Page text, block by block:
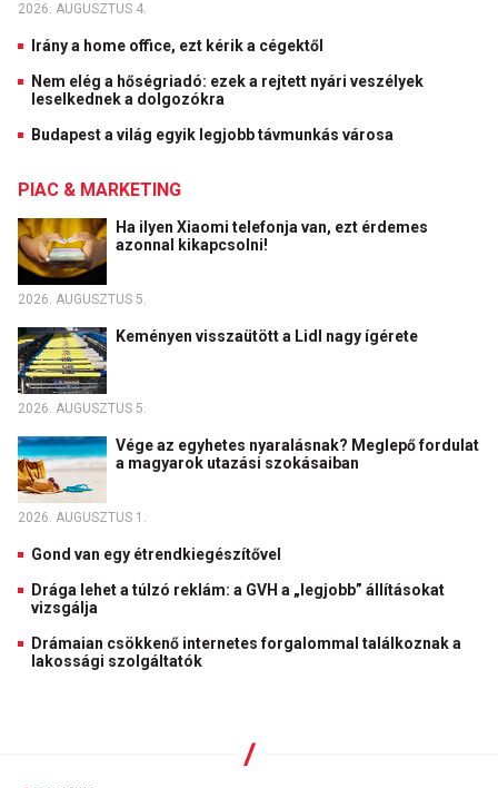
2026. AUGUSZTUS 4.
Irány a home office, ezt kérik a cégektől
Nem elég a hőségriadó: ezek a rejtett nyári veszélyek
leselkednek a dolgozókra
Budapest a világ egyik legjobb távmunkás városa
PIAC & MARKETING
Ha ilyen Xiaomi telefonja van, ezt érdemes
azonnal kikapcsolni!
2026. AUGUSZTUS 5.
Keményen visszaütött a Lidl nagy ígérete
2026. AUGUSZTUS 5.
Vége az egyhetes nyaralásnak? Meglepő fordulat
a magyarok utazási szokásaiban
2026. AUGUSZTUS 1.
Gond van egy étrendkiegészítővel
Drága lehet a túlzó reklám: a GVH a „legjobb” állításokat
vizsgálja
Drámaian csökkenő internetes forgalommal találkoznak a
lakossági szolgáltatók